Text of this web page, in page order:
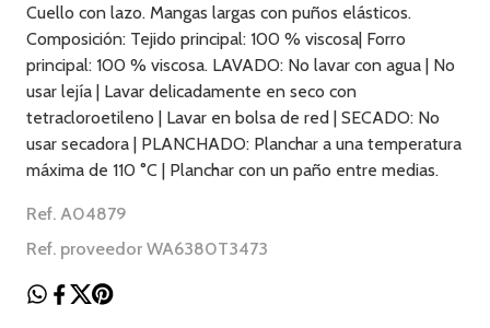
Cuello con lazo. Mangas largas con puños elásticos.
Composición: Tejido principal: 100 % viscosa| Forro
principal: 100 % viscosa. LAVADO: No lavar con agua | No
usar lejía | Lavar delicadamente en seco con
tetracloroetileno | Lavar en bolsa de red | SECADO: No
usar secadora | PLANCHADO: Planchar a una temperatura
máxima de 110 °C | Planchar con un paño entre medias.
Ref. A04879
Ref. proveedor WA6380T3473